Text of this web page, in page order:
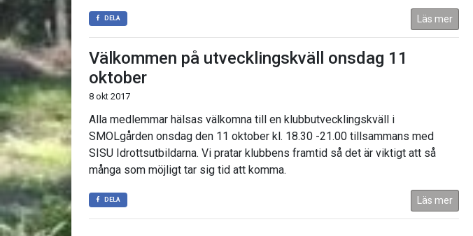
DELA Läs mer
Välkommen på utvecklingskväll onsdag 11
oktober
8 okt 2017
Alla medlemmar hälsas välkomna till en klubbutvecklingskväll i
SMOLgården onsdag den 11 oktober kl. 18.30 -21.00 tillsammans med
SISU Idrottsutbildarna. Vi pratar klubbens framtid så det är viktigt att så
många som möjligt tar sig tid att komma.
DELA Läs mer